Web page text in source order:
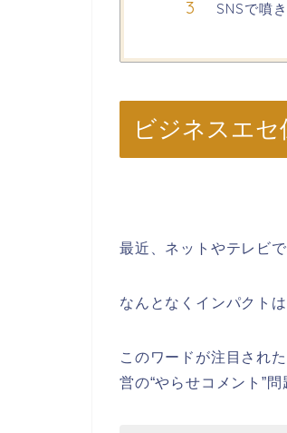
SNSで噴
ビジネスエセ
最近、ネットやテレビ
なんとなくインパクト
このワードが注目され
営の“やらせコメント”問